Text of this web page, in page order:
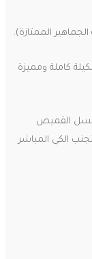
الممتازة).
كاملة ومميزة
القميص
الكي المباشر